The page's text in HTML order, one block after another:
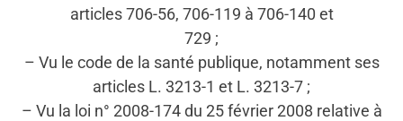
articles 706-56, 706-119 à 706-140 et
729 ;
– Vu le code de la santé publique, notamment ses
articles L. 3213-1 et L. 3213-7 ;
– Vu la loi n° 2008-174 du 25 février 2008 relative à